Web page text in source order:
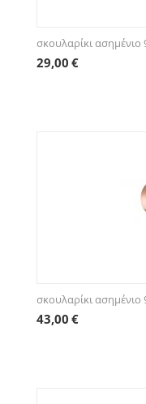
σκουλαρίκι
29,00 €
σκουλαρίκι
43,00 €